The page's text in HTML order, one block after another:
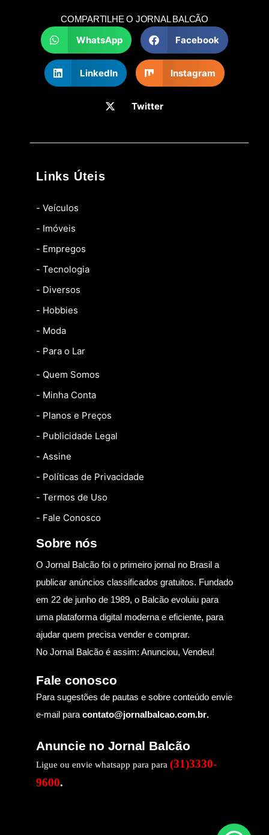
COMPARTILHE O JORNAL BALCÃO
WhatsApp Facebook
LinkedIn Instagram
Twitter
Links Úteis
- Veículos
- Imóveis
- Empregos
- Tecnologia
- Diversos
- Hobbies
- Moda
- Para o Lar
- Quem Somos
- Minha Conta
- Planos e Preços
- Publicidade Legal
- Assine
- Políticas de Privacidade
- Termos de Uso
- Fale Conosco
Sobre nós
O Jornal Balcão foi o primeiro jornal no Brasil a
publicar anúncios classificados gratuitos. Fundado
em 22 de junho de 1989, o Balcão evoluiu para
uma plataforma digital moderna e eficiente, para
ajudar quem precisa vender e comprar.
No Jornal Balcão é assim: Anunciou, Vendeu!
Fale conosco
Para sugestões de pautas e sobre conteúdo envie
e-mail para contato@jornalbalcao.com.br.
Anuncie no Jornal Balcão
Ligue ou envie whatsapp para para (31)3330-
9600.